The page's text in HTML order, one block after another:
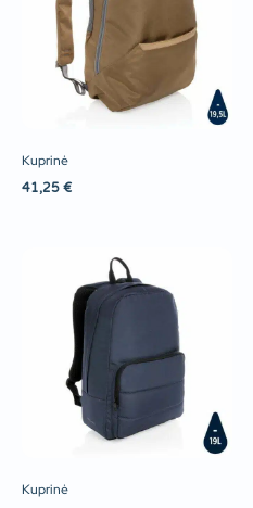
Kuprinė
41,25 €
Kuprinė